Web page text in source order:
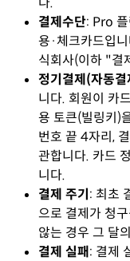
결제수단: Pro
용·체크카드입
식회사(이하 "결
정기결제(자동결
니다. 회원이 카
용 토큰(빌링키)
번호 끝 4자리,
관합니다. 카드
니다.
결제 주기: 최초
으로 결제가 청
않는 경우 그 달
결제 실패: 결제